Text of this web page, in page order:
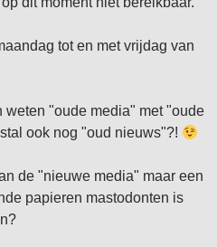
tot en met vrijdag van
weten "oude media" met "oude
ook nog "oud nieuws"?!
de "nieuwe media" maar een
papieren mastodonten is